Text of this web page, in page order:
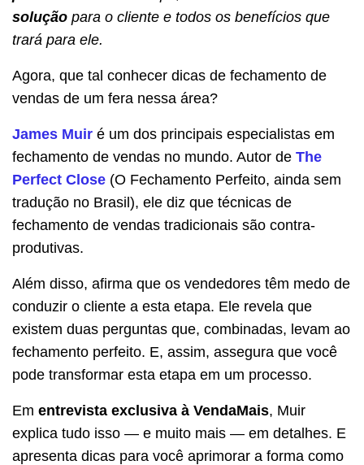
solução para o cliente e todos os benefícios que
trará para ele.
Agora, que tal conhecer dicas de fechamento de
vendas de um fera nessa área?
James Muir é um dos principais especialistas em
fechamento de vendas no mundo. Autor de The
Perfect Close (O Fechamento Perfeito, ainda sem
tradução no Brasil), ele diz que técnicas de
fechamento de vendas tradicionais são contra-
produtivas.
Além disso, afirma que os vendedores têm medo de
conduzir o cliente a esta etapa. Ele revela que
existem duas perguntas que, combinadas, levam ao
fechamento perfeito. E, assim, assegura que você
pode transformar esta etapa em um processo.
Em entrevista exclusiva à VendaMais, Muir
explica tudo isso — e muito mais — em detalhes. E
apresenta dicas para você aprimorar a forma como